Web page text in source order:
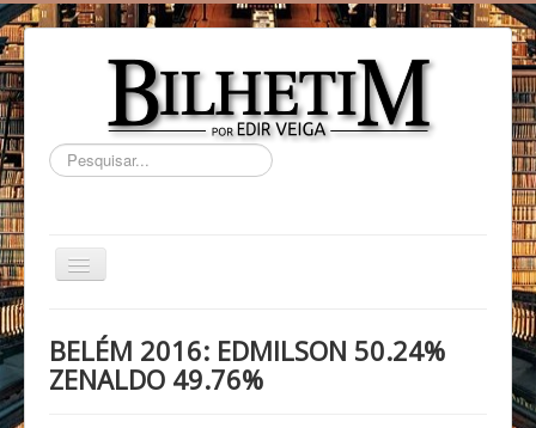
Pesquisar...
BIOGRAFIA
BELÉM 2016: EDMILSON 50.24%
ZENALDO 49.76%